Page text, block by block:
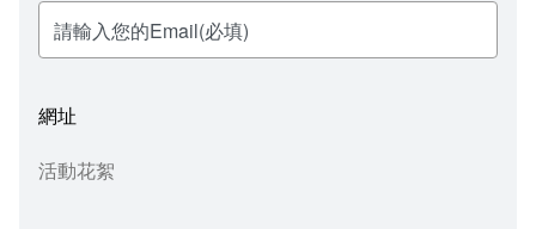
報名系統
線上報名查詢
研發處
秘書處出納組
文化藝術學系
健康管理與促進學系
網路選課
校園行事曆
消耗品申請
教室‧會議室預約系統
法令規章
政府公開資訊
網址
活動花絮